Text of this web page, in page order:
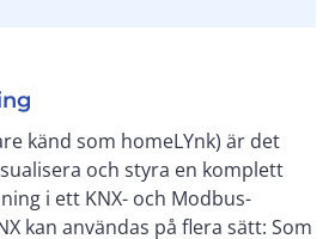
känd som homeLYnk) är det
och styra en komplett
i ett KNX- och Modbus-
kan användas på flera sätt: Som